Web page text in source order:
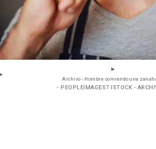
Archivo - Hombre comiendo una
- PEOPLEIMAGES7 ISTOCK -